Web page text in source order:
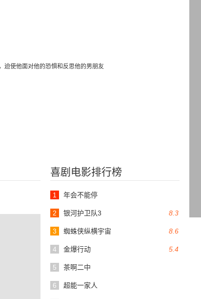
迫使他面对他的恐惧和反思他的男朋友
喜剧电影排行榜
1 年会不能停
8.3
2 银河护卫队3
8.6
3 蜘蛛侠纵横宇宙
5.4
4 金爆行动
5 茶啊二中
6 超能一家人